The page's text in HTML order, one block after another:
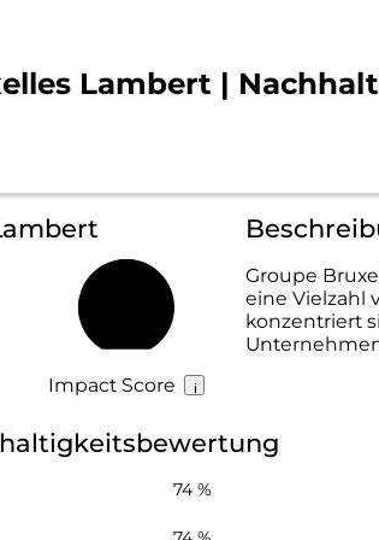
Lambert |
Impact Score
Groupe
eine Vielzahl
konzentriert
74 %